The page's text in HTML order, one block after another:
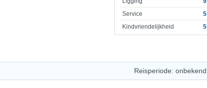
Service
5
Kindvriendelijkheid
5
Reisperiode: onbekend